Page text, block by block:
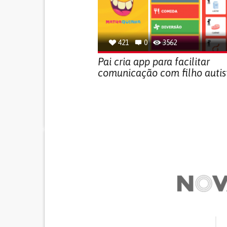
421 0 3562
Pai cria app para facilitar
comunicação com filho